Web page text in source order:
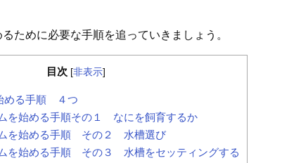
ために必要な手順を追っていきましょう。
目次 [非表示]
める手順 ４つ
を始める手順その１ なにを飼育するか
を始める手順 その２ 水槽選び
を始める手順 その３ 水槽をセッティングする